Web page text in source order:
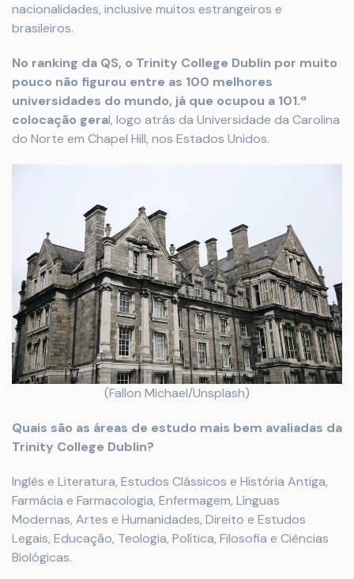
nacionalidades, inclusive muitos estrangeiros e
brasileiros.
No ranking da QS, o Trinity College Dublin por muito
pouco não figurou entre as 100 melhores
universidades do mundo, já que ocupou a 101.ª
colocação geral, logo atrás da Universidade da Carolina
do Norte em Chapel Hill, nos Estados Unidos.
(Fallon Michael/Unsplash)
Quais são as áreas de estudo mais bem avaliadas da
Trinity College Dublin?
Inglês e Literatura, Estudos Clássicos e História Antiga,
Farmácia e Farmacologia, Enfermagem, Línguas
Modernas, Artes e Humanidades, Direito e Estudos
Legais, Educação, Teologia, Política, Filosofia e Ciências
Biológicas.